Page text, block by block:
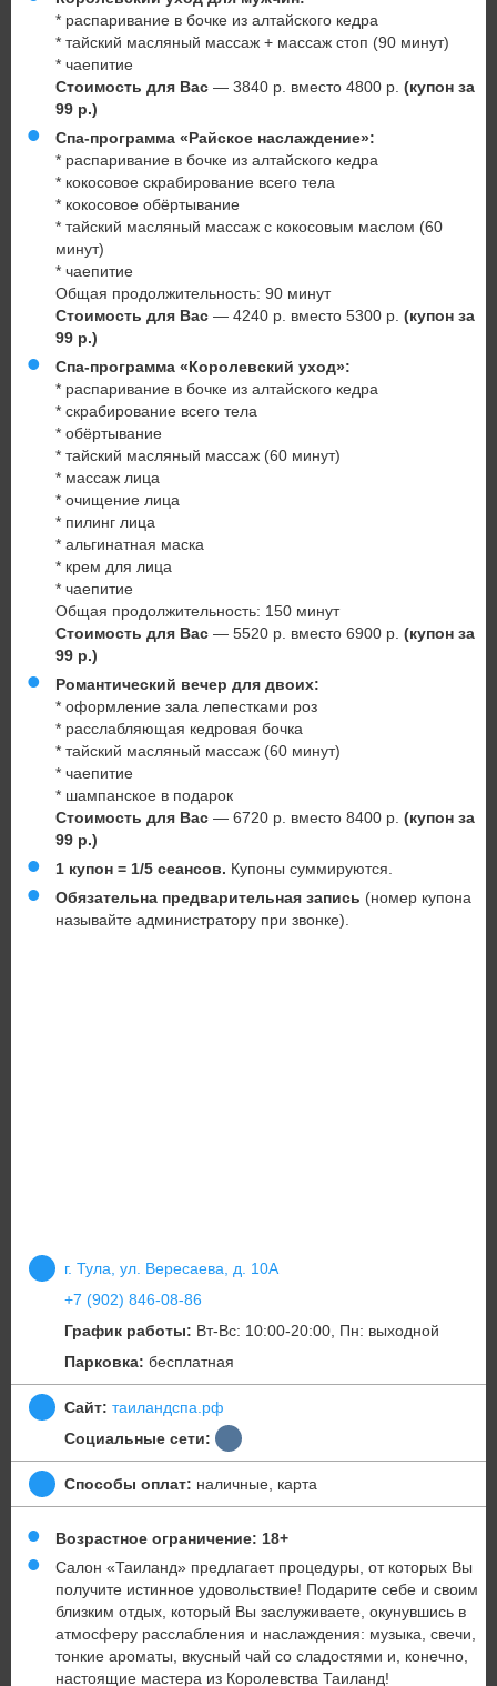
* распаривание в бочке из алтайского кедра
* тайский масляный массаж + массаж стоп (90 минут)
* чаепитие
Стоимость для Вас — 3840 р. вместо 4800 р. (купон за
99 р.)
Спа-программа «Райское наслаждение»:
* распаривание в бочке из алтайского кедра
* кокосовое скрабирование всего тела
* кокосовое обёртывание
* тайский масляный массаж с кокосовым маслом (60
минут)
* чаепитие
Общая продолжительность: 90 минут
Стоимость для Вас — 4240 р. вместо 5300 р. (купон за
99 р.)
Спа-программа «Королевский уход»:
* распаривание в бочке из алтайского кедра
* скрабирование всего тела
* обёртывание
* тайский масляный массаж (60 минут)
* массаж лица
* очищение лица
* пилинг лица
* альгинатная маска
* крем для лица
* чаепитие
Общая продолжительность: 150 минут
Стоимость для Вас — 5520 р. вместо 6900 р. (купон за
99 р.)
Романтический вечер для двоих:
* оформление зала лепестками роз
* расслабляющая кедровая бочка
* тайский масляный массаж (60 минут)
* чаепитие
* шампанское в подарок
Стоимость для Вас — 6720 р. вместо 8400 р. (купон за
99 р.)
1 купон = 1/5 сеансов. Купоны суммируются.
Обязательна предварительная запись (номер купона
называйте администратору при звонке).
г. Тула, ул. Вересаева, д. 10А
+7 (902) 846-08-86
График работы: Вт-Вс: 10:00-20:00, Пн: выходной
Парковка: бесплатная
Сайт: таиландспа.рф
Социальные сети:
Способы оплат: наличные, карта
Возрастное ограничение: 18+
Салон «Таиланд» предлагает процедуры, от которых Вы
получите истинное удовольствие! Подарите себе и своим
близким отдых, который Вы заслуживаете, окунувшись в
атмосферу расслабления и наслаждения: музыка, свечи,
тонкие ароматы, вкусный чай со сладостями и, конечно,
настоящие мастера из Королевства Таиланд!